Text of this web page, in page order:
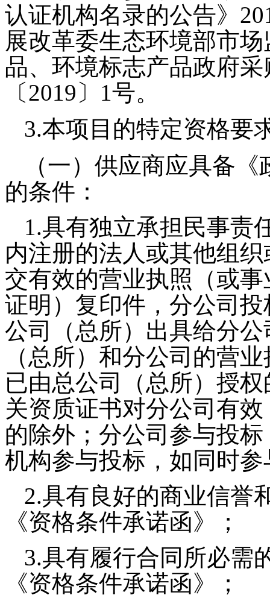
认证机构名录的公告》
展改革委生态环境部市
品、环境标志产品政府
〔2019〕1号。
3.本项目的特定资格要
（一） 供应商应具备《
的条件：
1.具有独立承担民事责
内注册的法人或其他组
交有效的营业执照（或
证明）复印件，分公司
公司（总所）出具给分
（总所）和分公司的营
已由总公司（总所）授
关资质证书对分公司有
的除外；分公司参与投
机构参与投标，如同时
2.具有良好的商业信誉
《资格条件承诺函》；
3.具有履行合同所必需
《资格条件承诺函》；